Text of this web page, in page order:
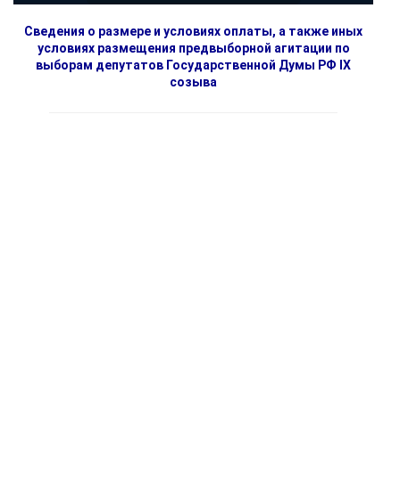
Сведения о размере и условиях оплаты, а также иных
условиях размещения предвыборной агитации по
выборам депутатов Государственной Думы РФ IX
созыва